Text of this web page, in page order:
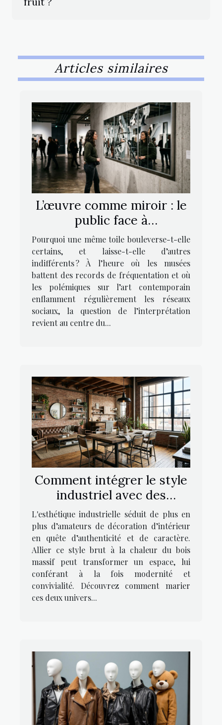
Articles similaires
L’œuvre comme miroir : le
public face à
l’interprétation artistique
Pourquoi une même toile bouleverse-t-elle
certains, et laisse-t-elle d’autres
indifférents ? À l’heure où les musées
battent des records de fréquentation et où
les polémiques sur l’art contemporain
enflamment régulièrement les réseaux
sociaux, la question de l’interprétation
revient au centre du...
Comment intégrer le style
industriel avec des
meubles en bois massif ?
L'esthétique industrielle séduit de plus en
plus d’amateurs de décoration d’intérieur
en quête d’authenticité et de caractère.
Allier ce style brut à la chaleur du bois
massif peut transformer un espace, lui
conférant à la fois modernité et
convivialité. Découvrez comment marier
ces deux univers...